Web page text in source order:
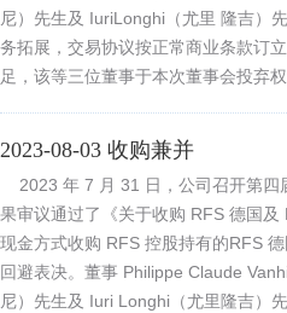
尼）先生及 IuriLonghi（尤里 隆吉）
务拓展，交易协议按正常商业条款订
足，该等三位董事于本次董事会投弃
2023-08-03 收购兼并
2023 年 7 月 31 日，公司召开第四
果审议通过了《关于收购 RFS 德国
现金方式收购 RFS 控股持有的RFS
回避表决。董事 Philippe Claude
尼）先生及 Iuri Longhi（尤里隆吉）